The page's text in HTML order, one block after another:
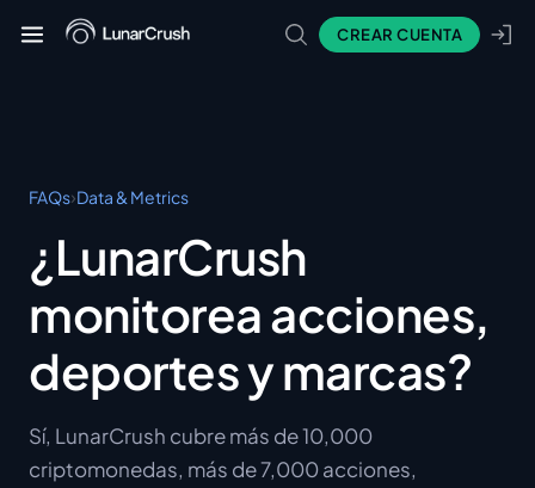
CREAR CUENTA
FAQs›Data & Metrics
¿LunarCrush
monitorea acciones,
deportes y marcas?
Sí, LunarCrush cubre más de 10,000
criptomonedas, más de 7,000 acciones,